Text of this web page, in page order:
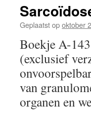
Geplaatst opoktober
Boekje A-
(exclusief
van
organen en